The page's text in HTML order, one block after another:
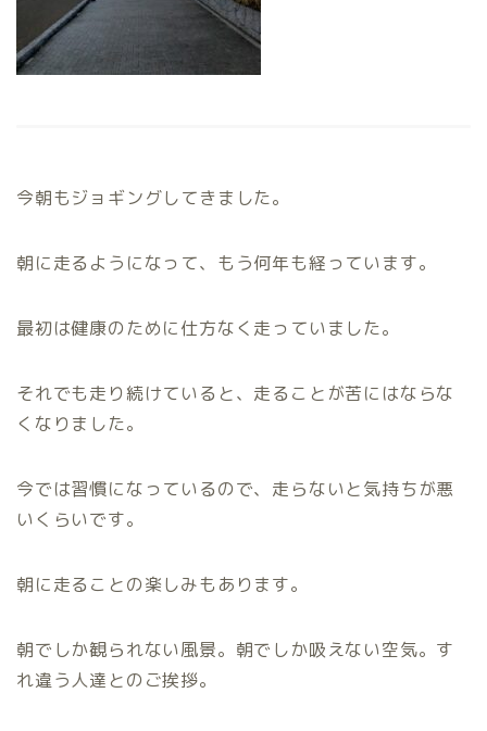
今朝もジョギングしてきました。
朝に走るようになって、もう何年も経っています。
最初は健康のために仕方なく走っていました。
それでも走り続けていると、走ることが苦にはならな
くなりました。
今では習慣になっているので、走らないと気持ちが悪
いくらいです。
朝に走ることの楽しみもあります。
朝でしか観られない風景。朝でしか吸えない空気。す
れ違う人達とのご挨拶。